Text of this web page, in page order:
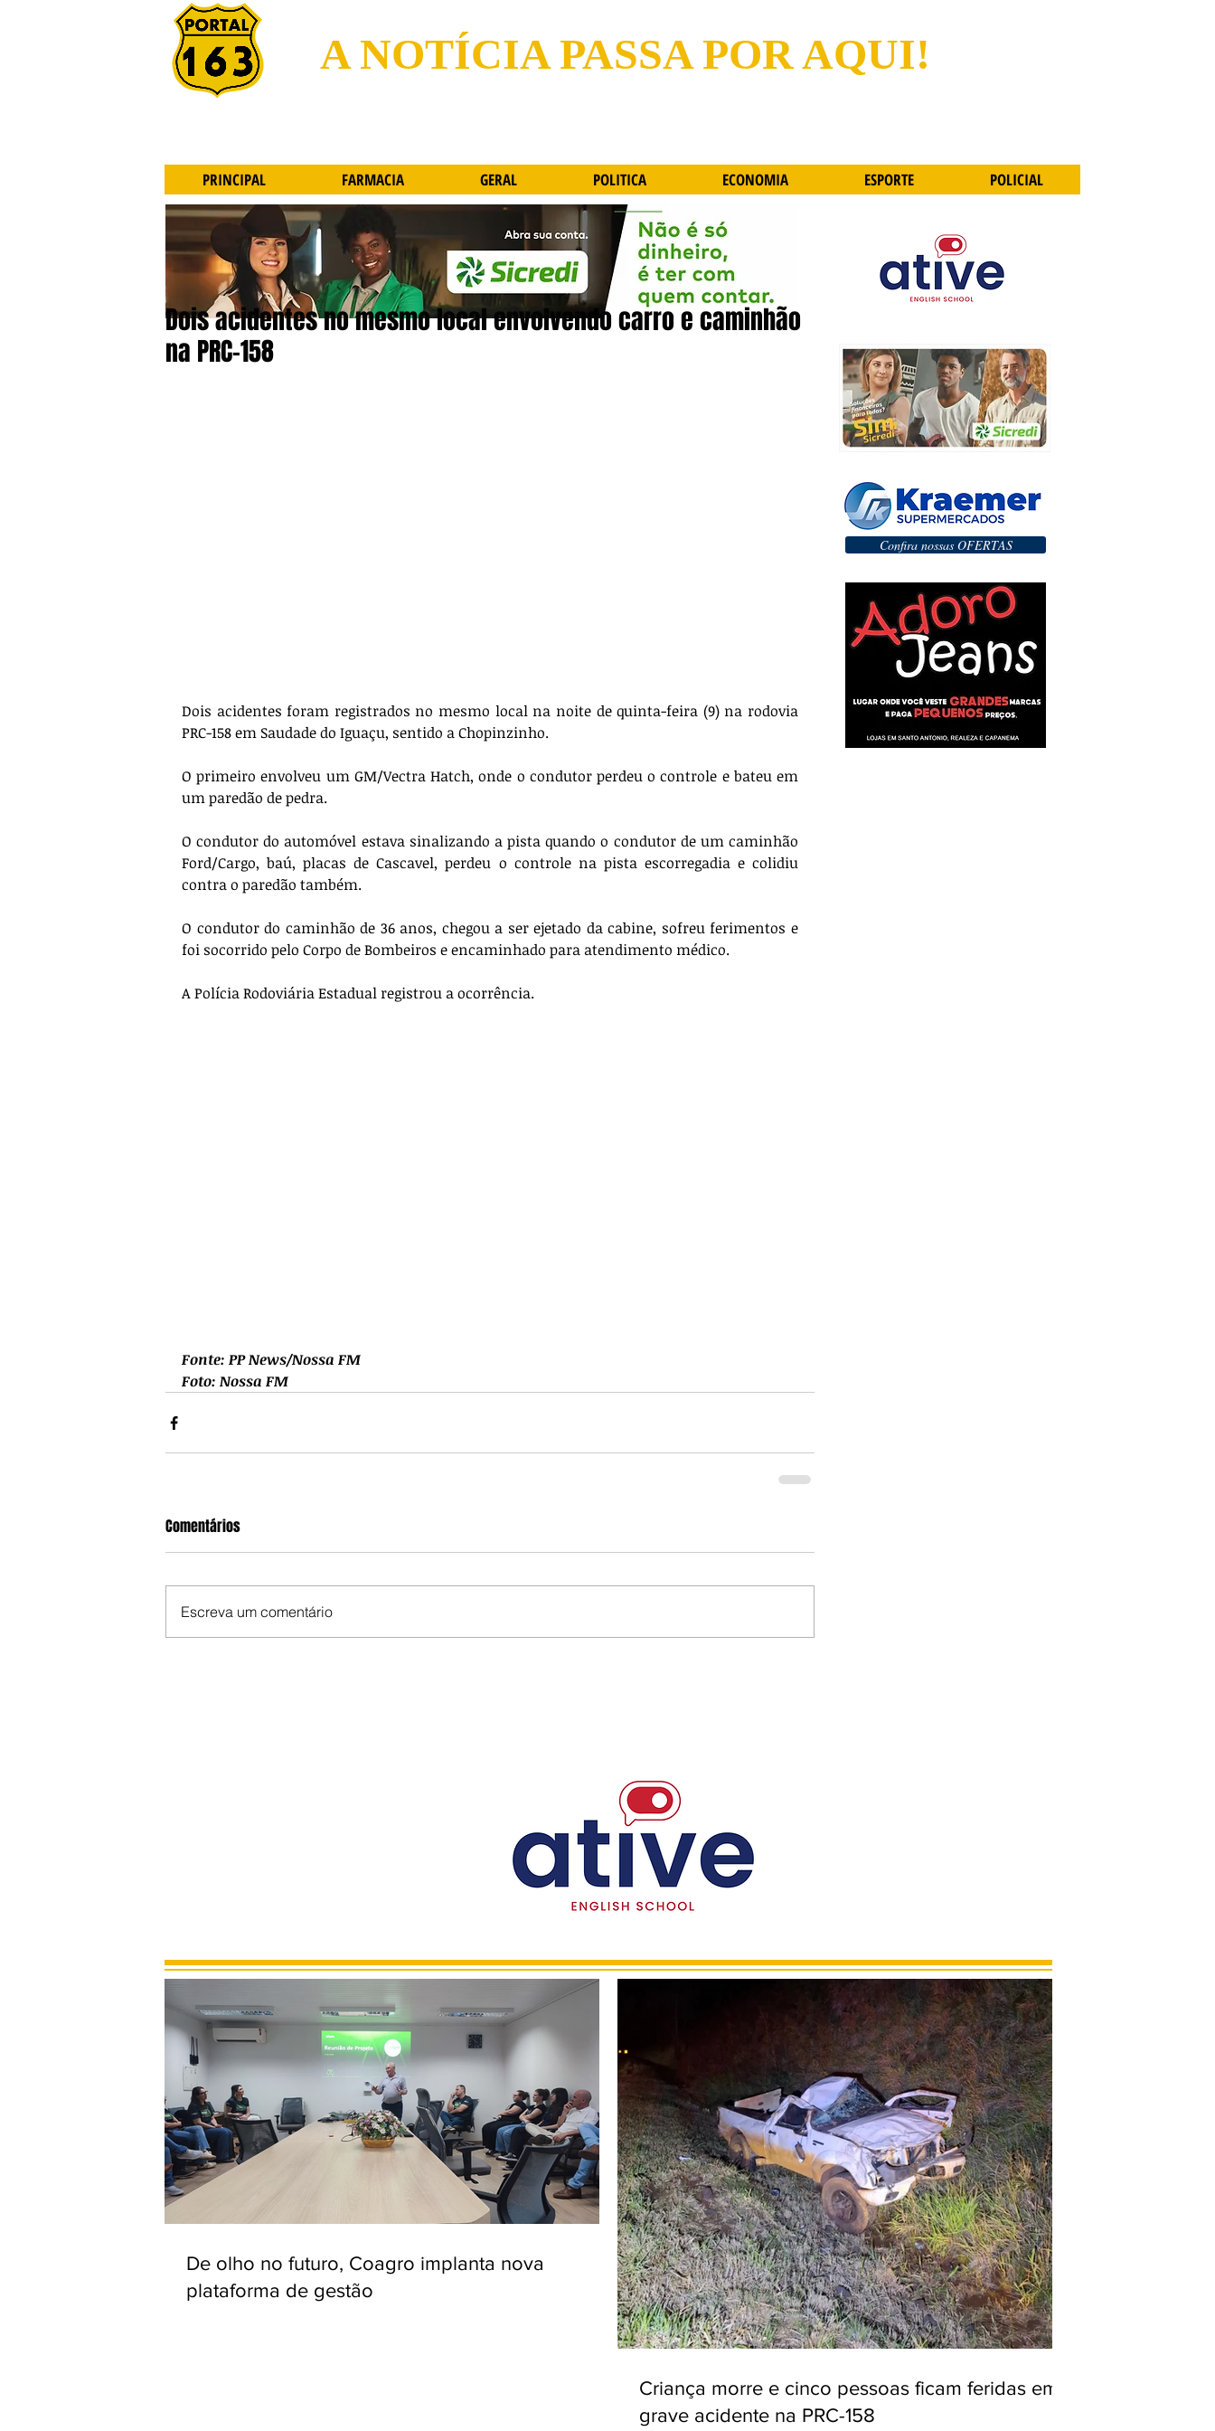
A NOTÍCIA PASSA POR AQUI!
Dois acidentes no mesmo local envolvendo carro e caminhão
na PRC-158
Dois acidentes foram registrados no mesmo local na noite de quinta-feira (9) na rodovia
PRC-158 em Saudade do Iguaçu, sentido a Chopinzinho.
O primeiro envolveu um GM/Vectra Hatch, onde o condutor perdeu o controle e bateu em
um paredão de pedra.
O condutor do automóvel estava sinalizando a pista quando o condutor de um caminhão
Ford/Cargo, baú, placas de Cascavel, perdeu o controle na pista escorregadia e colidiu
contra o paredão também.
O condutor do caminhão de 36 anos, chegou a ser ejetado da cabine, sofreu ferimentos e
foi socorrido pelo Corpo de Bombeiros e encaminhado para atendimento médico.
A Polícia Rodoviária Estadual registrou a ocorrência.
Fonte: PP News/Nossa FM
Foto: Nossa FM
Comentários
Escreva um comentário
Confira nossas OFERTAS
De olho no futuro, Coagro implanta nova
plataforma de gestão
Criança morre e cinco pessoas ficam feridas em
grave acidente na PRC-158
PRINCIPAL FARMACIA GERAL POLITICA ECONOMIA ESPORTE POLICIAL